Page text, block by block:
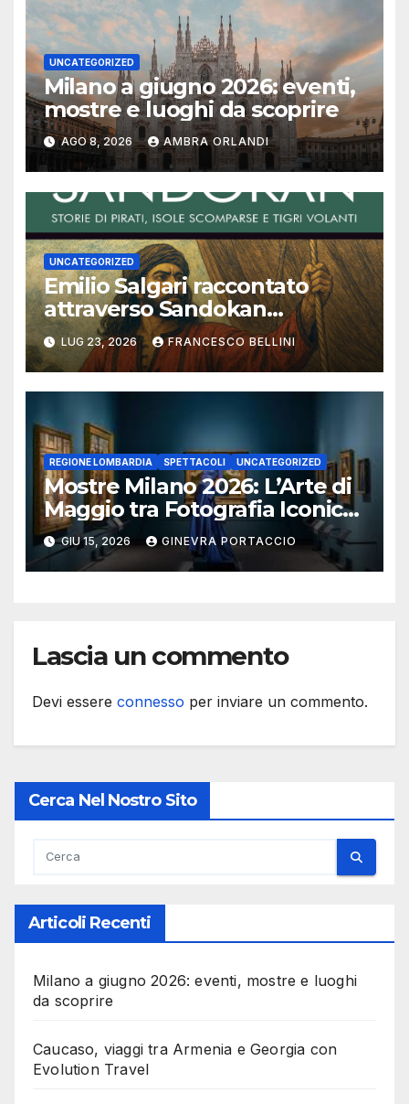
UNCATEGORIZED
Milano a giugno 2026: eventi,
mostre e luoghi da scoprire
AGO 8, 2026 AMBRA ORLANDI
UNCATEGORIZED
Emilio Salgari raccontato
attraverso Sandokan
(seconda ed ultima parte)
LUG 23, 2026 FRANCESCO BELLINI
REGIONE LOMBARDIA SPETTACOLI UNCATEGORIZED
Mostre Milano 2026: L’Arte di
Maggio tra Fotografia Iconica
e Installazioni Immersive
GIU 15, 2026 GINEVRA PORTACCIO
Lascia un commento
Devi essere connesso per inviare un commento.
Cerca Nel Nostro Sito
Articoli Recenti
Milano a giugno 2026: eventi, mostre e luoghi
da scoprire
Caucaso, viaggi tra Armenia e Georgia con
Evolution Travel